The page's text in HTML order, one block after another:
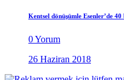
Kentsel dönüşümle Esenler’de
0 Yorum
26 Haziran 2018